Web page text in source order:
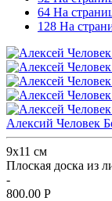
64 На
128 На
Алексий Человек
9х11 см
Плоская доска из
-
800.00 Р